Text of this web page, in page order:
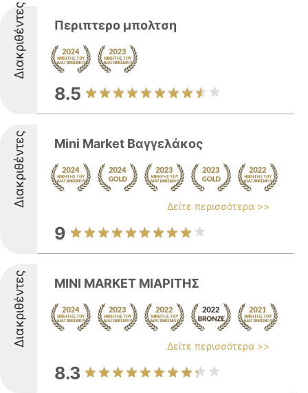
Διακριθέντες Περιπτερο μπολτση
8.5
Διακριθέντες Mini Market Βαγγελάκος
Δείτε περισσότερα >>
9
Διακριθέντες MINI MARKET ΜΙΑΡΙΤΗΣ
Δείτε περισσότερα >>
8.3